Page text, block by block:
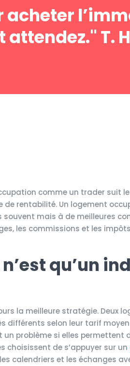
acheter
T.
comme un trader suit
rentabilité. Un logement
souvent mais à de meilleures
les commissions et les
qu’un
la meilleure stratégie. Deux
différents selon leur tarif
problème si elles permettent
choisissent de s’appuyer sur un
calendriers et les échanges